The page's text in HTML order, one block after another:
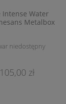
Intense Water
Metalbox
niedostępny
105,00 zł